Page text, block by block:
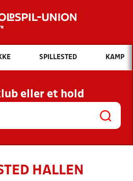
Hvad vil du søge efter?
INDHOLD OG NYHEDER
KLUBBER OG
HOLD
SPILLESTED KAMP
eller et hold
HALLEN